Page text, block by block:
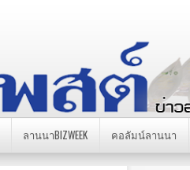
ลานนาBIZWEEK คอลัมน์ลานนา